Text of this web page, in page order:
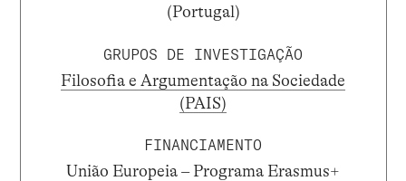
(Portugal)
GRUPOS DE INVESTIGAÇÃO
Filosofia e Argumentação na Sociedade
(PAIS)
FINANCIAMENTO
União Europeia – Programa Erasmus+